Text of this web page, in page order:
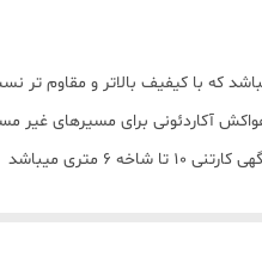
هواکش آکاردئونی برای مسیرهای
متری میباشد